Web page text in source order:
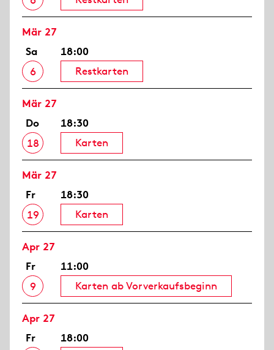
Mär 27
Sa
6
18:00
Restkarten
Mär 27
Do
18
18:30
Karten
Mär 27
Fr
19
18:30
Karten
Apr 27
Fr
9
11:00
Karten ab Vorverkaufsbeginn
Apr 27
Fr
18:00